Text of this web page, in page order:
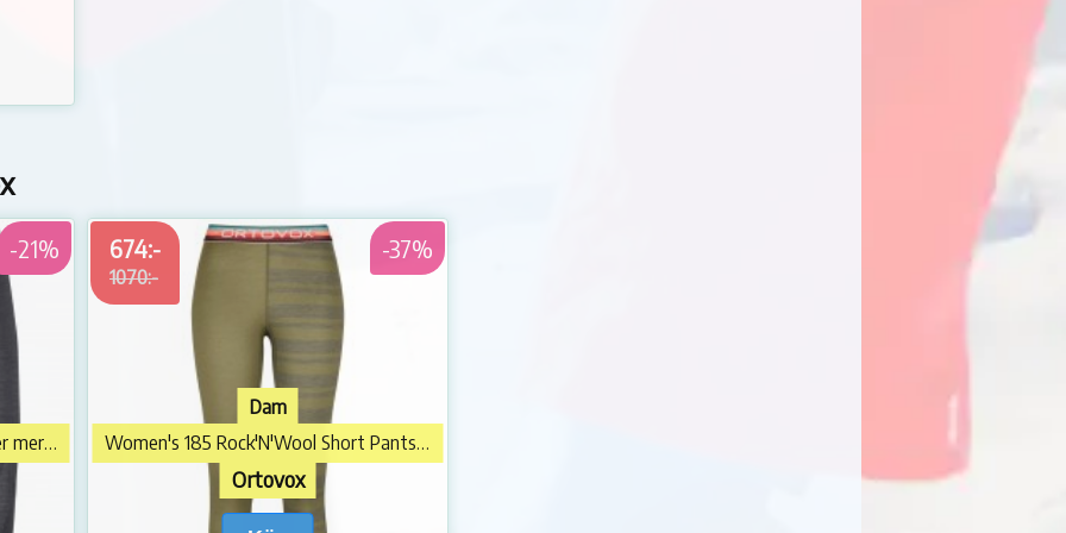
-21%
120 Comp Light Shorts Underkläder merinoull
674:-
1070:-
-37%
Dam
Women's 185 Rock'N'Wool Short Pants Underkläder merinoull
Ortovox